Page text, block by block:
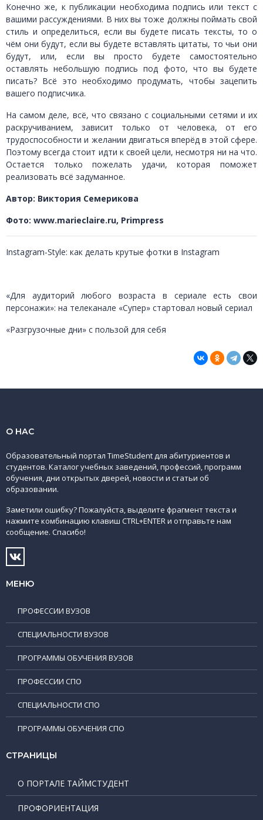
Конечно же, к публикации необходима подпись или текст с
вашими рассуждениями. В них вы тоже должны поймать свой
стиль и определиться, если вы будете писать тексты, то о
чём они будут, если вы будете вставлять цитаты, то чьи они
будут, или, если вы просто будете самостоятельно
оставлять небольшую подпись под фото, что вы будете
писать? Всё это необходимо продумать, чтобы зацепить
вашего подписчика.
На самом деле, всё, что связано с социальными сетями и их
раскручиванием, зависит только от человека, от его
трудоспособности и желании двигаться вперёд в этой сфере.
Поэтому всегда стоит идти к своей цели, несмотря ни на что.
Остается только пожелать удачи, которая поможет
реализовать всё задуманное.
Автор: Виктория Семерикова
Фото: www.marieclaire.ru, Primpress
Instagram-Style: как делать крутые фотки в Instagram
«Для аудиторий любого возраста в сериале есть свои
персонажи»: на телеканале «Супер» стартовал новый сериал
«Разгрузочные дни» с пользой для себя
О НАС
Образовательный портал TimeStudent для абитуриентов и
студентов. Каталог учебных заведений, профессий, программ
обучения, дни открытых дверей, новости и статьи об
образовании.
Заметили ошибку? Пожалуйста, выделите фрагмент текста и
нажмите комбинацию клавиш CTRL+ENTER и отправьте нам
сообщение. Спасибо!
МЕНЮ
ПРОФЕССИИ ВУЗОВ
СПЕЦИАЛЬНОСТИ ВУЗОВ
ПРОГРАММЫ ОБУЧЕНИЯ ВУЗОВ
ПРОФЕССИИ СПО
СПЕЦИАЛЬНОСТИ СПО
ПРОГРАММЫ ОБУЧЕНИЯ СПО
СТРАНИЦЫ
О ПОРТАЛЕ ТАЙМСТУДЕНТ
ПРОФОРИЕНТАЦИЯ